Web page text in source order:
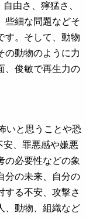
由さ、獰猛さ、
些細な問題などそ
す。そして、動物
の動物のように力
、俊敏で再生力の
いと思うことや恐
、罪悪感や嫌悪
の必要性などの象
分の未来、自分の
する不安、攻撃さ
、動物、組織など